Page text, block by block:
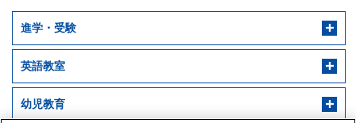
進学・受験
英語教室
幼児教育